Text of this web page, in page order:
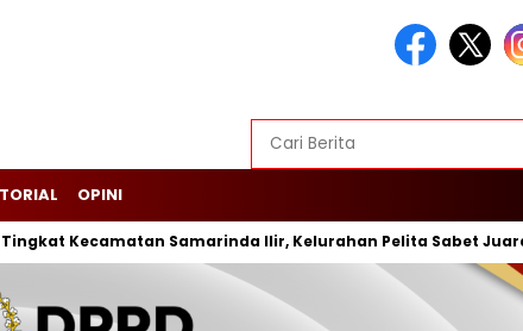
OPINI
Samarinda Ilir, Kelurahan Pelita Sabet Juara Umum